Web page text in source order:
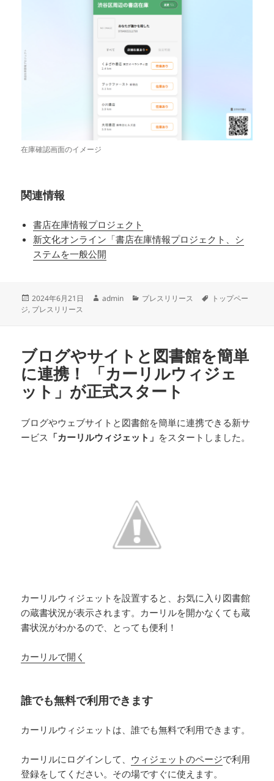
在庫確認画面のイメージ
関連情報
書店在庫情報プロジェクト
新文化オンライン「書店在庫情報プロジェクト、シ
ステムを一般公開
投
稿
2024年6月21日
作
admin
カ
プレスリリース
タ
トップペー
ジ, プレスリリース
ブログやサイトと図書館を簡単
に連携！ 「カーリルウィジェ
ット」が正式スタート
ブログやウェブサイトと図書館を簡単に連携できる新サ
ービス 「カーリルウィジェット」 をスタートしました。
カーリルウィジェットを設置すると、お気に入り図書館
の蔵書状況が表示されます。カーリルを開かなくても蔵
書状況がわかるので、とっても便利！
カーリルで開く
誰でも無料で利用できます
カーリルウィジェットは、誰でも無料で利用できます。
カーリルにログインして、 ウィジェットのページで利用
登録をしてください。その場ですぐに使えます。